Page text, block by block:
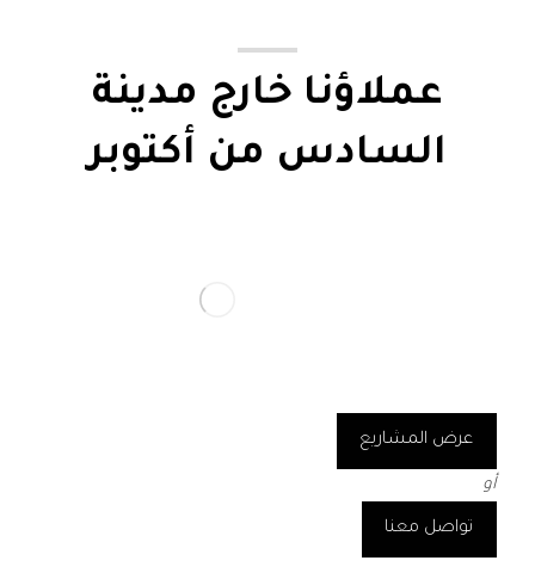
عملاؤنا خارج مدينة
السادس من أكتوبر
عرض المشاريع
أو
تواصل معنا